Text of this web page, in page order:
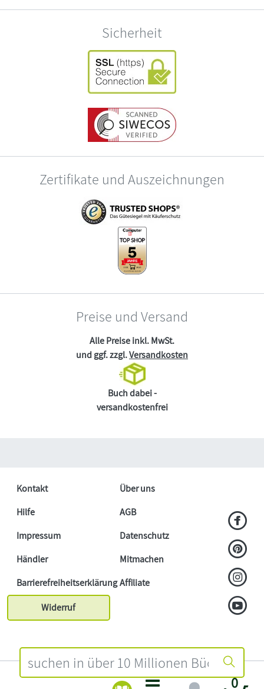
0
Sicherheit
Zertifikate und Auszeichnungen
Preise und Versand
Alle Preise inkl. MwSt.
und ggf. zzgl.Versandkosten
Buch dabei -
versandkostenfrei
Kontakt
Über uns
Hilfe
AGB
Impressum
Datenschutz
Händler
Mitmachen
BarrierefreiheitserklärungAffiliate
Widerruf